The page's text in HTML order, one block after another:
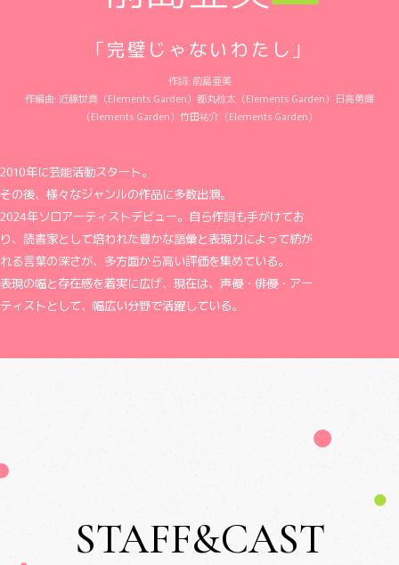
｢完璧じゃないわたし｣
作詞: 前島亜美
作編曲: 近藤世真（Elements Garden）都丸椋太（Elements Garden）日高勇輝
（Elements Garden）竹田祐介（Elements Garden）
2010年に芸能活動スタート。
その後、様々なジャンルの作品に多数出演。
2024年ソロアーティストデビュー。自ら作詞も手がけてお
り、読書家として培われた豊かな語彙と表現力によって紡が
れる言葉の深さが、多方面から高い評価を集めている。
表現の幅と存在感を着実に広げ、現在は、声優・俳優・アー
ティストとして、幅広い分野で活躍している。
STAFF&CAST